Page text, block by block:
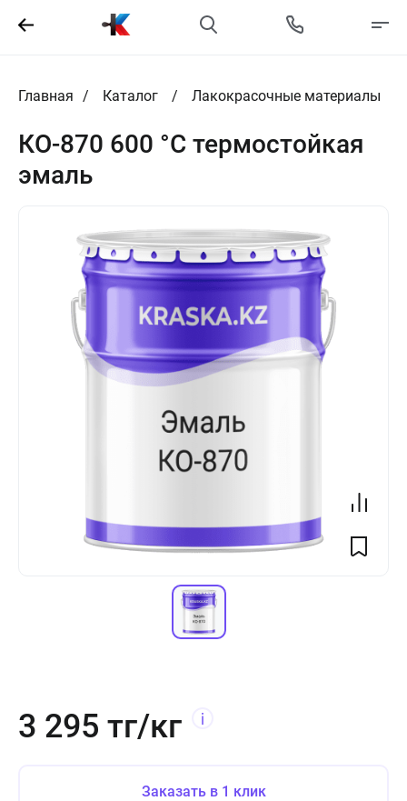
Главная Каталог Лакокрасочные материалы
КО-870 600 °C термостойкая
эмаль
3 295 тг/кг
Заказать в 1 клик